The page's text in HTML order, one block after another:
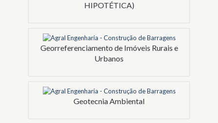
HIPOTÉTICA)
Georreferenciamento de Imóveis Rurais e
Urbanos
Geotecnia Ambiental